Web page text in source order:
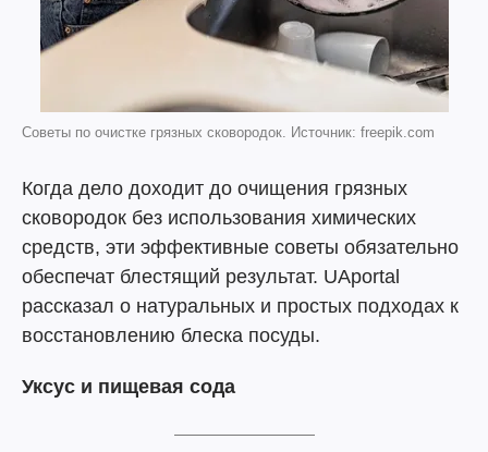
Советы по очистке грязных сковородок. Источник: freepik.com
Когда дело доходит до очищения грязных
сковородок без использования химических
средств, эти эффективные советы обязательно
обеспечат блестящий результат. UAportal
рассказал о натуральных и простых подходах к
восстановлению блеска посуды.
Уксус и пищевая сода